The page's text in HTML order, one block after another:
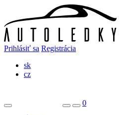
Prihlásiť sa Registrácia
sk
cz
0